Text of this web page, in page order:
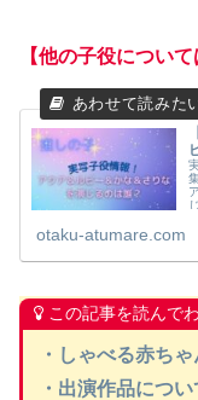
【他の子役について
otaku-atumare.com
この記事を読んで
・しゃべる赤ち
・出演作品につい